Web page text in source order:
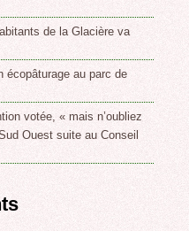
de la Glacière va
écopâturage au parc de
votée, « mais n’oubliez
Ouest suite au Conseil